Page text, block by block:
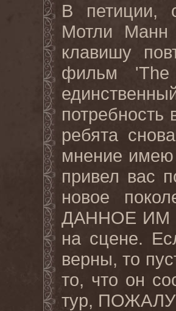
В петиции,
Мотли
клавишу
фильм
потребность
ребята
мнение имею
привел вас
новое
ДАННОЕ ИМ
на сцене.
верны, то
то, что он
тур,